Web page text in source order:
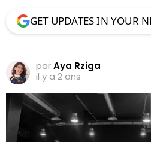
GET UPDATES IN YOUR
parAya Rziga
il y a 2 ans